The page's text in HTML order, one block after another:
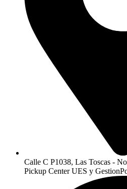
Calle C P1038, Las Toscas -
Pickup Center UES y